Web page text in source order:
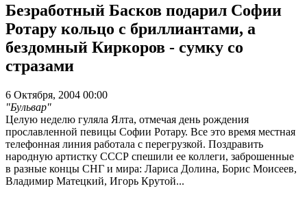
Безработный Басков подарил Софии
Ротару кольцо с бриллиантами, а
бездомный Киркоров - сумку со
стразами
6 Октября, 2004 00:00
"Бульвар"
Целую неделю гуляла Ялта, отмечая день рождения
прославленной певицы Софии Ротару. Все это время местная
телефонная линия работала с перегрузкой. Поздравить
народную артистку СССР спешили ее коллеги, заброшенные
в разные концы СНГ и мира: Лариса Долина, Борис Моисеев,
Владимир Матецкий, Игорь Крутой...